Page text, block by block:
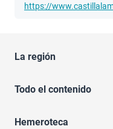
https://
La región
Todo el contenido
Hemeroteca